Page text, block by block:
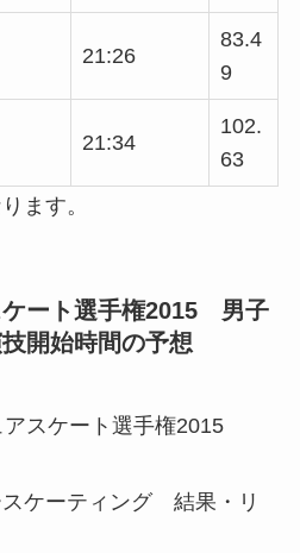
21:26
83.4
9
21:34
102.
63
ます。
ケート選手権2015 男子
開始時間の予想
スケート選手権2015
ケーティング 結果・リ